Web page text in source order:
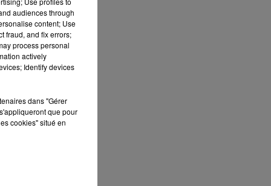
audiences through
content; Use
fraud, and fix errors;
process personal
actively
Identify devices
dans "Gérer
que pour
cookies" situé en